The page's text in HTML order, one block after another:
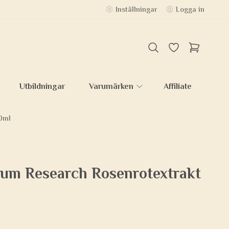
Inställningar Logga in
Utbildningar Varumärken Affiliate
Research Rosenrotextrakt